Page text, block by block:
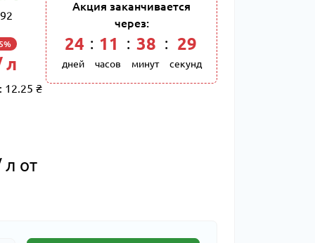
л
12.25 ₴
л от
Акция заканчивается
через:
24
дней
: 11
часов
: 38
минут
: 28
секунд